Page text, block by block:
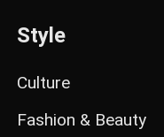
Style
Culture
Fashion & Beauty